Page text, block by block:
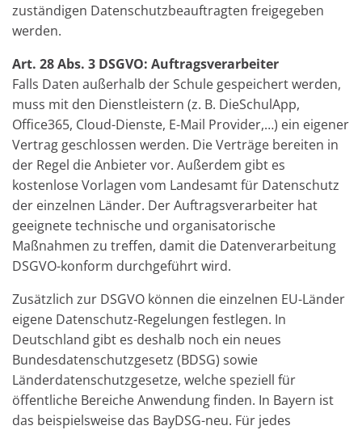
zuständigen Datenschutzbeauftragten freigegeben
werden.
Art. 28 Abs. 3 DSGVO: Auftragsverarbeiter
Falls Daten außerhalb der Schule gespeichert werden,
muss mit den Dienstleistern (z. B. DieSchulApp,
Office365, Cloud-Dienste, E-Mail Provider,…) ein eigener
Vertrag geschlossen werden. Die Verträge bereiten in
der Regel die Anbieter vor. Außerdem gibt es
kostenlose Vorlagen vom Landesamt für Datenschutz
der einzelnen Länder. Der Auftragsverarbeiter hat
geeignete technische und organisatorische
Maßnahmen zu treffen, damit die Datenverarbeitung
DSGVO-konform durchgeführt wird.
Zusätzlich zur DSGVO können die einzelnen EU-Länder
eigene Datenschutz-Regelungen festlegen. In
Deutschland gibt es deshalb noch ein neues
Bundesdatenschutzgesetz (BDSG) sowie
Länderdatenschutzgesetze, welche speziell für
öffentliche Bereiche Anwendung finden. In Bayern ist
das beispielsweise das BayDSG-neu. Für jedes